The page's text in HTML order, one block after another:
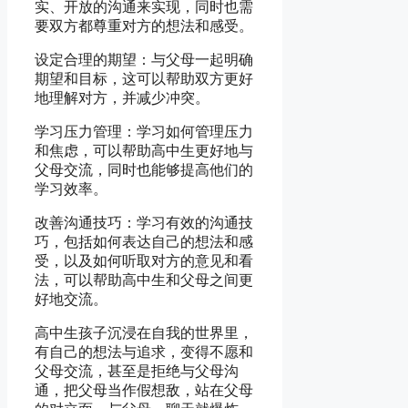
实、开放的沟通来实现，同时也需
要双方都尊重对方的想法和感受。
设定合理的期望：与父母一起明确
期望和目标，这可以帮助双方更好
地理解对方，并减少冲突。
学习压力管理：学习如何管理压力
和焦虑，可以帮助高中生更好地与
父母交流，同时也能够提高他们的
学习效率。
改善沟通技巧：学习有效的沟通技
巧，包括如何表达自己的想法和感
受，以及如何听取对方的意见和看
法，可以帮助高中生和父母之间更
好地交流。
高中生孩子沉浸在自我的世界里，
有自己的想法与追求，变得不愿和
父母交流，甚至是拒绝与父母沟
通，把父母当作假想敌，站在父母